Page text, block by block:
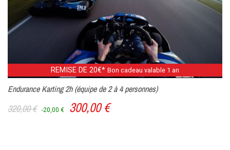
REMISE DE 20€* Bon cadeau valable 1 an
Endurance Karting 2h (équipe de 2 à 4 personnes)
320,00 € -20,00 € 300,00 €